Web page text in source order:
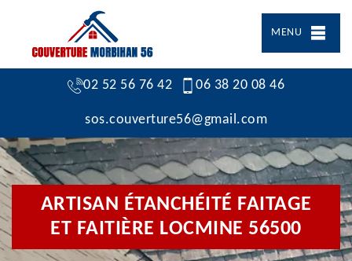
MENU
02 52 56 76 42 06 38 20 08 46
sos.couverture56@gmail.com
ARTISAN ÉTANCHÉITÉ FAITAGE
ET FAITIÈRE LOCMINE 56500